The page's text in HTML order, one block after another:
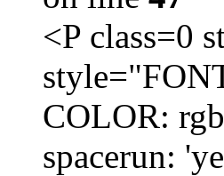
<P class=0
COLOR:
spacerun: